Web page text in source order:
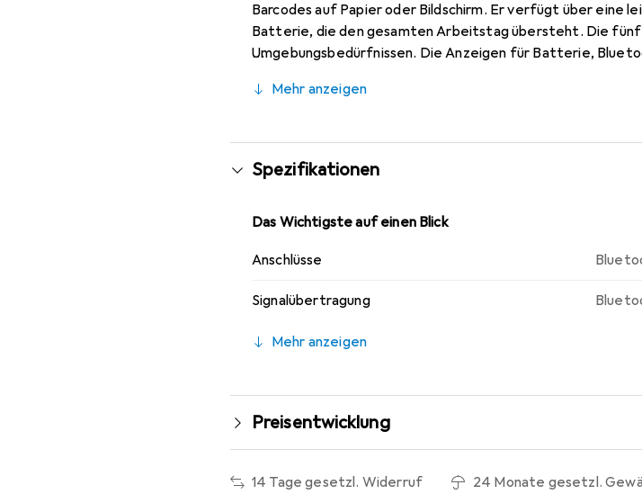
Barcodes auf Papier oder Bildschirm. Er verfügt über eine
Batterie, die den gesamten Arbeitstag übersteht. Die fünf
Umgebungsbedürfnissen. Die Anzeigen für Batterie,
kompatibel, ohne dass Softwareänderungen erforderlich sind.
Mehr anzeigen
Spezifikationen
Das Wichtigste auf einen Blick
Anschlüsse
Signalübertragung
Mehr anzeigen
Preisentwicklung
14 Tage gesetzl. Widerruf
24 Monate gesetzl.